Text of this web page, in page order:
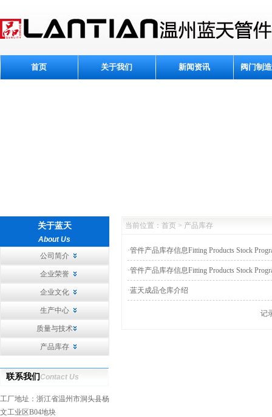
首页 关于我们 新闻资讯 阀门制
关于蓝天
About Us
公司简介
企业荣誉
企业文化
生产中心
质量与技术
产品库存
联系我们Contact Us
工厂地址：浙江省温州市洞头县杨
文工业区B04地块
当前位置：首页 > 产品库存
·管件产品库存信息Fitting Products Stock
·管件产品库存信息Fitting Products Stock
·蓝天成品仓库介绍
记